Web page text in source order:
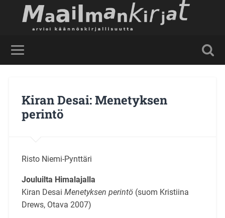
Kiran Desai: Menetyksen
perintö
Risto Niemi-Pynttäri
Jouluilta Himalajalla
Kiran Desai Menetyksen perintö (suom Kristiina
Drews, Otava 2007)